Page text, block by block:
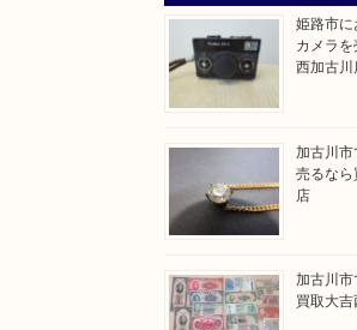
姫路市に
カメラ
西加古川
加古川
売るな
店
加古川市
買取大